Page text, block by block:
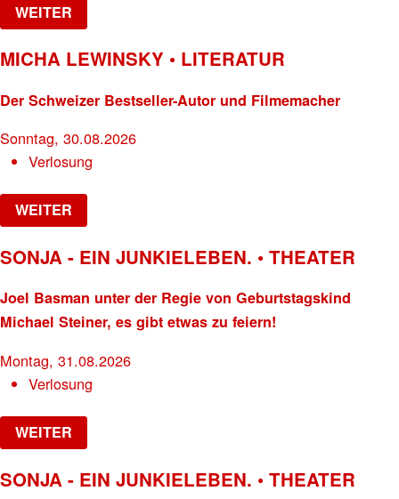
WEITER
MICHA LEWINSKY • LITERATUR
Der Schweizer Bestseller-Autor und Filmemacher
Sonntag, 30.08.2026
Verlosung
WEITER
SONJA - EIN JUNKIELEBEN. • THEATER
Joel Basman unter der Regie von Geburtstagskind
Michael Steiner, es gibt etwas zu feiern!
Montag, 31.08.2026
Verlosung
WEITER
SONJA - EIN JUNKIELEBEN. • THEATER